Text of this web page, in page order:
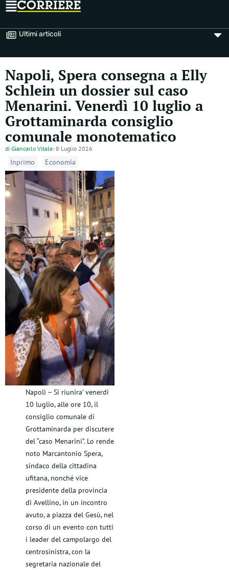
Ultimi articoli
Napoli, Spera consegna a Elly
Schlein un dossier sul caso
Menarini. Venerdì 10 luglio a
Grottaminarda consiglio
comunale monotematico
di Giancarlo Vitale- 8 Luglio 2026
Inprimo Economia
Napoli – Si riunira’ venerdi
10 luglio, alle ore 10, il
consiglio comunale di
Grottaminarda per discutere
del “caso Menarini”. Lo rende
noto Marcantonio Spera,
sindaco della cittadina
ufitana, nonché vice
presidente della provincia
di Avellino, in un incontro
avuto, a piazza del Gesù, nel
corso di un evento con tutti
i leader del campolargo del
centrosinistra, con la
segretaria nazionale del